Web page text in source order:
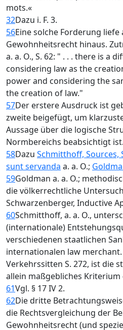
mots.«
32Dazu i. F. 3.
56Eine solche Forderung
Gewohnheitsrecht hinaus.
a. a. O., S. 62: " . . . there is a
considering law as the
power and considering the
the creation of law."
57Der erstere Ausdruck ist
zweite beigefügt, um
Aussage über die logische
Normbereichs beabsichtigt ist.
58Dazu Schmitthoff, Sources,
sunt servanda a. a. O.;
59Goldman a. a. O.;
die völkerrechtliche
Schwarzenberger, Inductive
60Schmitthoff, a. a. O.,
(internationale)
verschiedenen staatlichen
internationalen law merchant.
Verkehrssitten S. 272, ist die
allein maßgebliches
61Vgl. § 17 IV 2.
62Die dritte
die Rechtsvergleichung der
Gewohnheitsrecht (und